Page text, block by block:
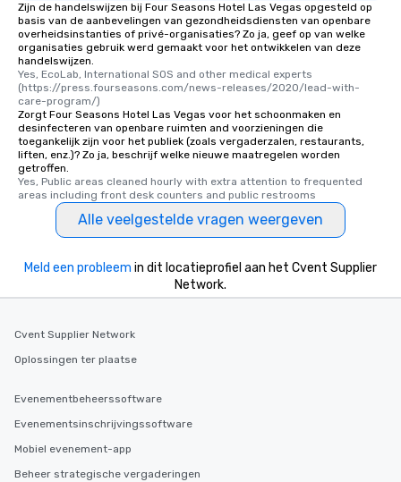
Zijn de handelswijzen bij Four Seasons Hotel Las Vegas opgesteld op
basis van de aanbevelingen van gezondheidsdiensten van openbare
overheidsinstanties of privé-organisaties? Zo ja, geef op van welke
organisaties gebruik werd gemaakt voor het ontwikkelen van deze
handelswijzen.
Yes, EcoLab, International SOS and other medical experts
(https://press.fourseasons.com/news-releases/2020/lead-with-
care-program/)
Zorgt Four Seasons Hotel Las Vegas voor het schoonmaken en
desinfecteren van openbare ruimten and voorzieningen die
toegankelijk zijn voor het publiek (zoals vergaderzalen, restaurants,
liften, enz.)? Zo ja, beschrijf welke nieuwe maatregelen worden
getroffen.
Yes, Public areas cleaned hourly with extra attention to frequented
areas including front desk counters and public restrooms
Alle veelgestelde vragen weergeven
Meld een probleem in dit locatieprofiel aan het Cvent Supplier
Network.
Cvent Supplier Network
Oplossingen ter plaatse
Evenementbeheerssoftware
Evenementsinschrijvingssoftware
Mobiel evenement-app
Beheer strategische vergaderingen